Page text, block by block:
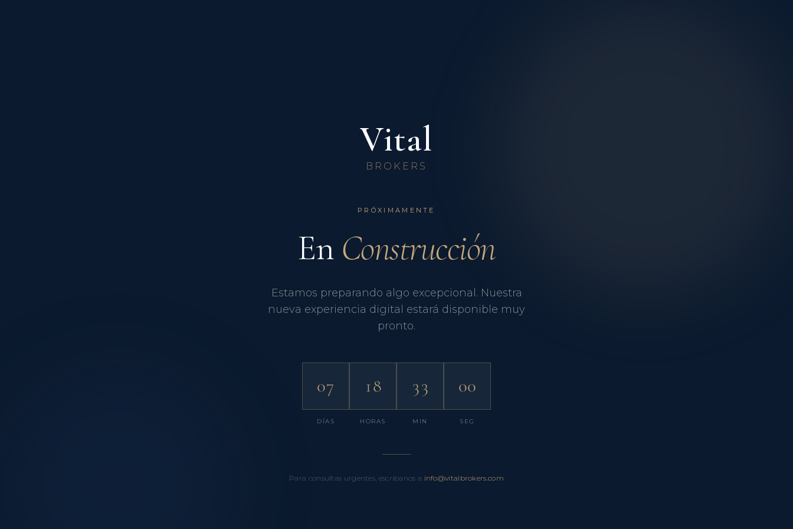
Vital
BROKERS
PRÓXIMAMENTE
En Construcción
Estamos preparando algo excepcional. Nuestra
nueva experiencia digital estará disponible muy
pronto.
07
DÍAS
18
HORAS
32
MIN
59
SEG
Para consultas urgentes, escríbanos a info@vitalbrokers.com